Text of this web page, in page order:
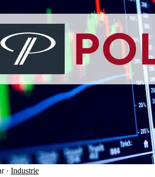
· Industrie